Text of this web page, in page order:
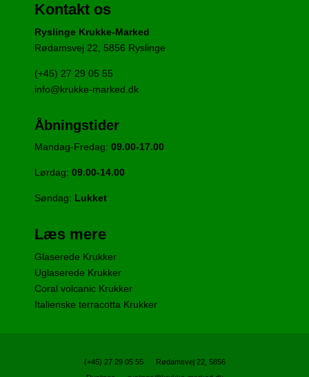
Kontakt os
Ryslinge Krukke-Marked
Rødamsvej 22, 5856 Ryslinge
(+45) 27 29 05 55
info@krukke-marked.dk
Åbningstider
Mandag-Fredag: 09.00-17.00
Lørdag: 09.00-14.00
Søndag: Lukket
Læs mere
Glaserede Krukker
Uglaserede Krukker
Coral volcanic Krukker
Italienske terracotta Krukker
(+45) 27 29 05 55
Rødamsvej 22, 5856